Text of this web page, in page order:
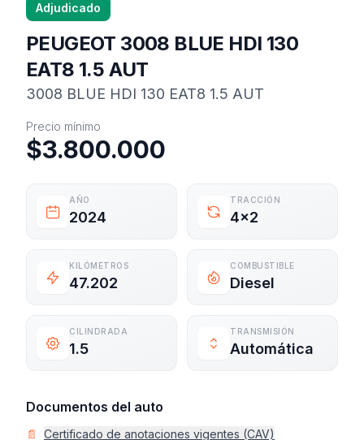
Adjudicado
PEUGEOT 3008 BLUE HDI 130
EAT8 1.5 AUT
3008 BLUE HDI 130 EAT8 1.5 AUT
Información del vehículo
Precio mínimo
$3.800.000
AÑO
2024
TRACCIÓN
4x2
KILÓMETROS
47.202
COMBUSTIBLE
Diesel
CILINDRADA
1.5
TRANSMISIÓN
Automática
Documentos del auto
📄
Certificado de anotaciones vigentes (CAV)